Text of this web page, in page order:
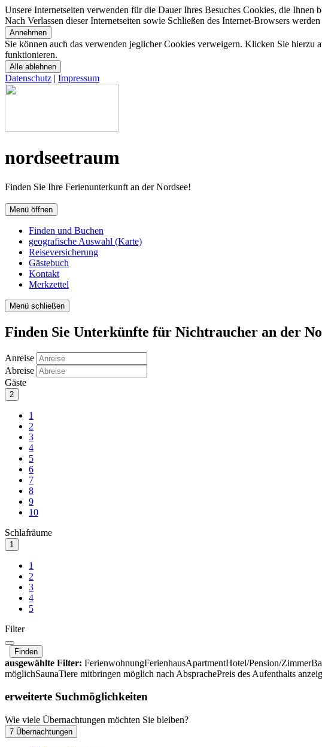
Unsere Internetseiten verwenden für die Dauer Ihres Besuches Cookies, die
Nach Verlassen dieser Internetseiten sowie Schließen des Internet-Browsers
Annehmen
Sie können auch das verwenden jeglicher Cookies verweigern. Klicken Sie
funktionieren.
Alle ablehnen
Datenschutz | Impressum
nordseetraum
Finden Sie Ihre Ferienunterkunft an der Nordsee!
Menü öffnen
Finden und Buchen
geografische Auswahl (Karte)
Reiseversicherung
Gästebuch
Kontakt
Merkzettel
Menü schließen
Finden Sie Unterkünfte für Nichtraucher an der
Anreise
Abreise
Gäste
2
1
2
3
4
5
6
7
8
9
10
Schlafräume
1
1
2
3
4
5
Filter
Finden
ausgewählte Filter: FerienwohnungFerienhausApartmentHotel/Pension/Zimmer
möglichSaunaTiere mitbringen möglich nach AbsprachePreis des Aufenthalts
erweiterte Suchmöglichkeiten
Wie viele Übernachtungen möchten Sie bleiben?
7 Übernachtungen